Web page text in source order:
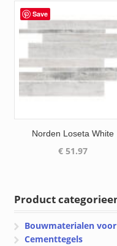
Save
Norden Loseta White
€ 51.97
Product
Bouwmaterialen
Cementtegels